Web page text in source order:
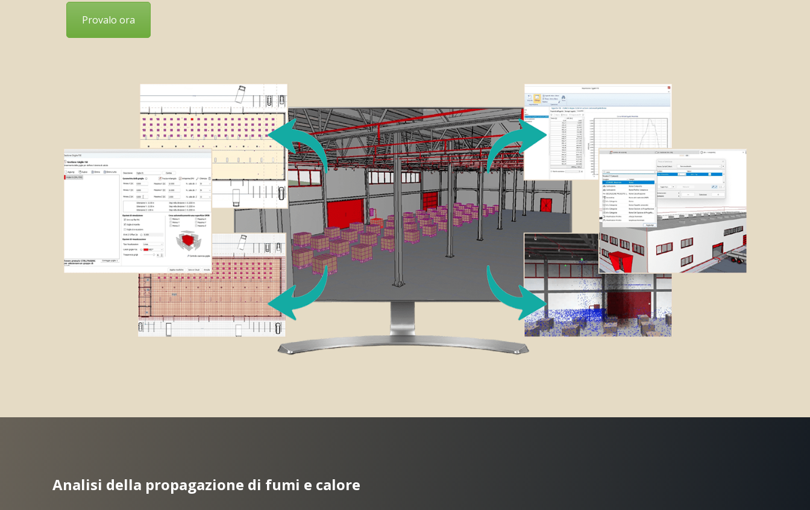
Provalo ora
Analisi della propagazione di fumi e calore